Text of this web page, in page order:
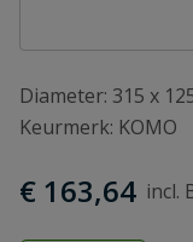
Diameter: 315 x
Keurmerk: KOMO
€ 163,64